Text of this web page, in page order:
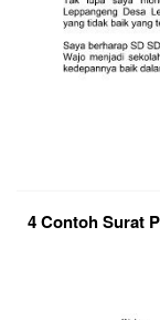
4 Contoh Surat